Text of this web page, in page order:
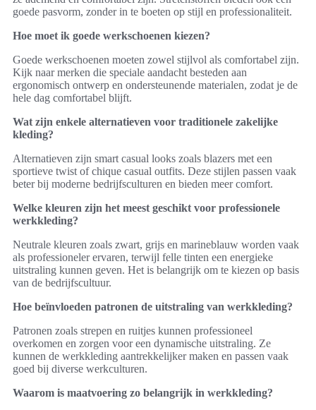
goede pasvorm, zonder in te boeten op stijl en professionaliteit.
Hoe moet ik goede werkschoenen kiezen?
Goede werkschoenen moeten zowel stijlvol als comfortabel zijn.
Kijk naar merken die speciale aandacht besteden aan
ergonomisch ontwerp en ondersteunende materialen, zodat je de
hele dag comfortabel blijft.
Wat zijn enkele alternatieven voor traditionele zakelijke
kleding?
Alternatieven zijn smart casual looks zoals blazers met een
sportieve twist of chique casual outfits. Deze stijlen passen vaak
beter bij moderne bedrijfsculturen en bieden meer comfort.
Welke kleuren zijn het meest geschikt voor professionele
werkkleding?
Neutrale kleuren zoals zwart, grijs en marineblauw worden vaak
als professioneler ervaren, terwijl felle tinten een energieke
uitstraling kunnen geven. Het is belangrijk om te kiezen op basis
van de bedrijfscultuur.
Hoe beïnvloeden patronen de uitstraling van werkkleding?
Patronen zoals strepen en ruitjes kunnen professioneel
overkomen en zorgen voor een dynamische uitstraling. Ze
kunnen de werkkleding aantrekkelijker maken en passen vaak
goed bij diverse werkculturen.
Waarom is maatvoering zo belangrijk in werkkleding?